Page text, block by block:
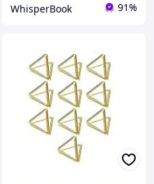
WhisperBook 91%